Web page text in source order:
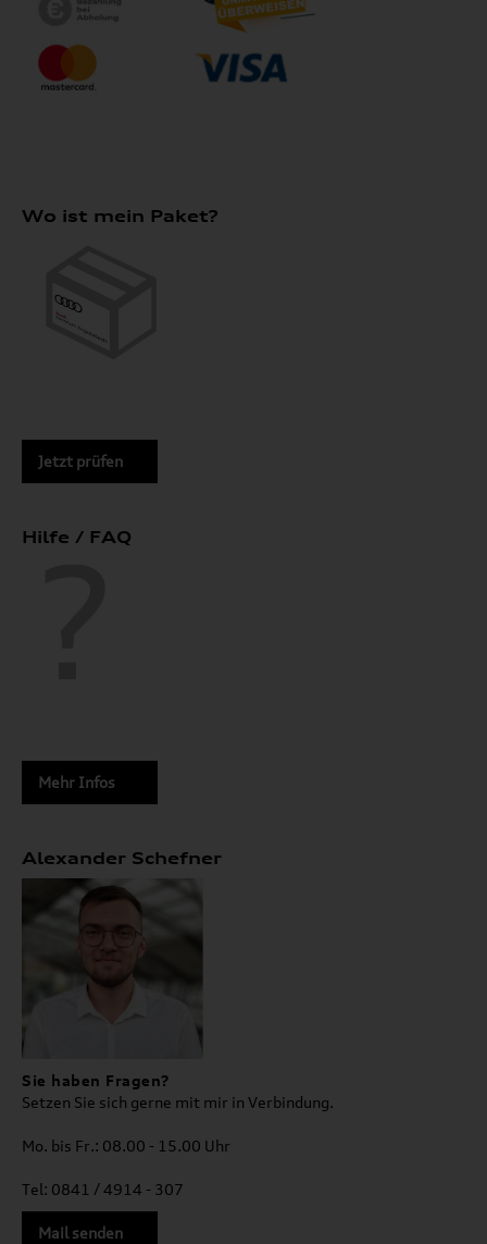
Wo ist mein Paket?
Jetzt prüfen
Hilfe / FAQ
Mehr Infos
Alexander Schefner
Sie haben Fragen?
Setzen Sie sich gerne mit mir in Verbindung.
Mo. bis Fr.: 08.00 - 15.00 Uhr
Tel: 0841 / 4914 - 307
Mail senden